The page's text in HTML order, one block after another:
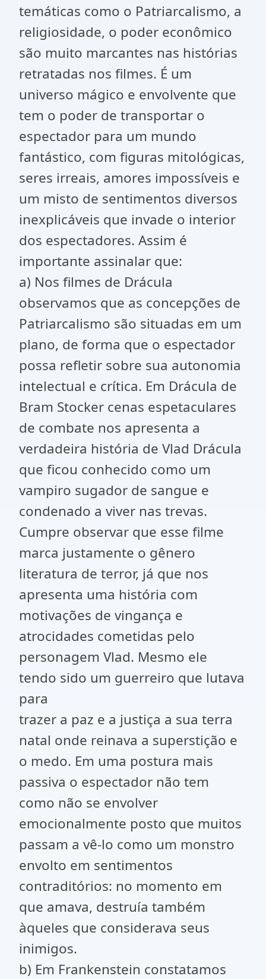
temáticas como o Patriarcalismo, a
religiosidade, o poder econômico
são muito marcantes nas histórias
retratadas nos filmes. É um
universo mágico e envolvente que
tem o poder de transportar o
espectador para um mundo
fantástico, com figuras mitológicas,
seres irreais, amores impossíveis e
um misto de sentimentos diversos
inexplicáveis que invade o interior
dos espectadores. Assim é
importante assinalar que:
a) Nos filmes de Drácula
observamos que as concepções de
Patriarcalismo são situadas em um
plano, de forma que o espectador
possa refletir sobre sua autonomia
intelectual e crítica. Em Drácula de
Bram Stocker cenas espetaculares
de combate nos apresenta a
verdadeira história de Vlad Drácula
que ficou conhecido como um
vampiro sugador de sangue e
condenado a viver nas trevas.
Cumpre observar que esse filme
marca justamente o gênero
literatura de terror, já que nos
apresenta uma história com
motivações de vingança e
atrocidades cometidas pelo
personagem Vlad. Mesmo ele
tendo sido um guerreiro que lutava
para
trazer a paz e a justiça a sua terra
natal onde reinava a superstição e
o medo. Em uma postura mais
passiva o espectador não tem
como não se envolver
emocionalmente posto que muitos
passam a vê-lo como um monstro
envolto em sentimentos
contraditórios: no momento em
que amava, destruía também
àqueles que considerava seus
inimigos.
b) Em Frankenstein constatamos